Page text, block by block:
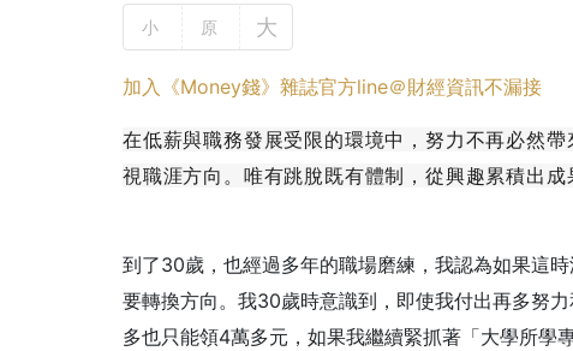
小 原 大
加入《Money錢》雜誌官方line＠財經資訊不漏接
在低薪與職務發展受限的環境中，努力不再必然
視職涯方向。唯有跳脫既有體制，從興趣累積出成
到了30歲，也經過多年的職場磨練，我認為如果這
要轉換方向。我30歲時意識到，即使我付出再多努
多也只能領4萬多元，如果我繼續緊抓著「大學所學